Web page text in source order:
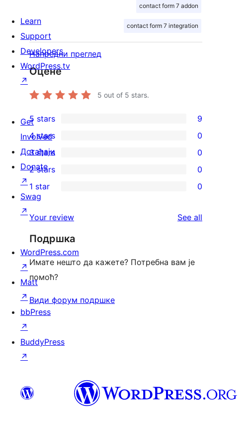
contact form 7 addon
contact form 7 integration
Напредни преглед
Оцене
5 out of 5 stars.
9
5-
star
reviews
5 stars 9
0
4-
star
reviews
4 stars 0
0
3-
star
reviews
3 stars 0
2-
reviews
2 stars 0
0
star
reviews
1 star 0
Your review See all
Подршка
Имате нешто да кажете? Потребна вам је
помоћ?
Види форум подршке
Learn
Support
Developers
WordPress.tv
↗
Get
Involved
Догађаји
Donate
↗
Swag
↗
WordPress.com
↗
Matt
↗
bbPress
↗
BuddyPress
↗